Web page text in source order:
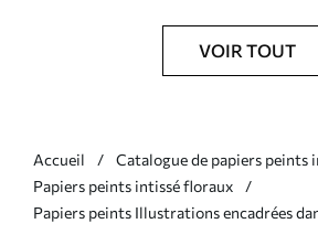
VOIR TOUT
Accueil
Catalogue de papiers peints
Papiers peints intissé floraux
Papiers peints Illustrations encadrées